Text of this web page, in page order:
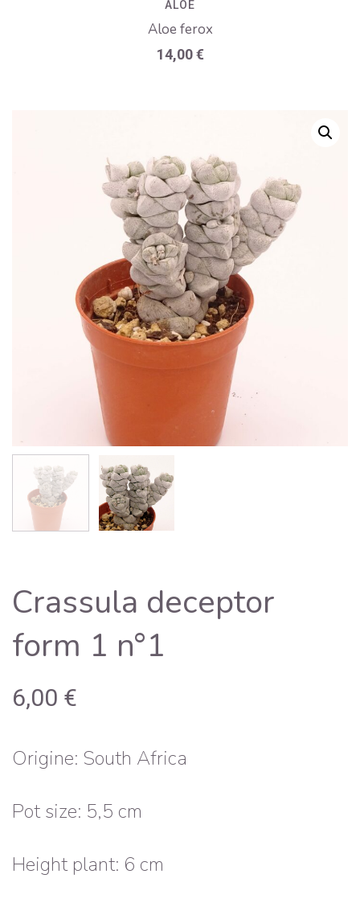
ALOE
Aloe ferox
14,00€
Crassula deceptor
form 1 n°1
6,00 €
Origine: South Africa
Pot size: 5,5 cm
Height plant: 6 cm